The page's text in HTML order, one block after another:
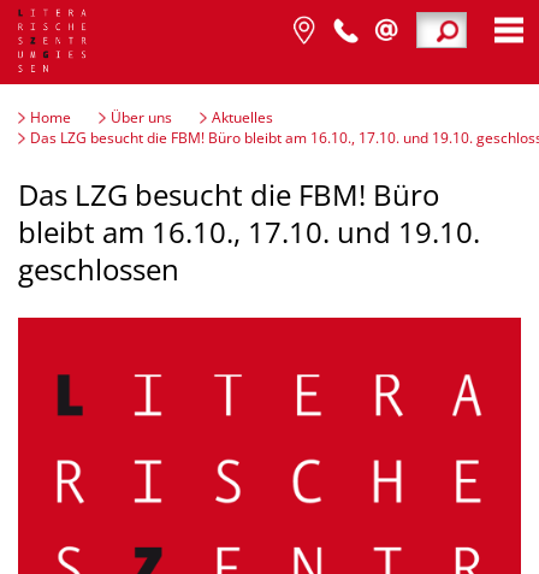
Home Über uns
Aktuelles
Das LZG besucht die FBM! Büro bleibt am 16.10., 17.10. und 19.10.
Das LZG besucht die FBM! Büro
bleibt am 16.10., 17.10. und 19.10.
geschlossen